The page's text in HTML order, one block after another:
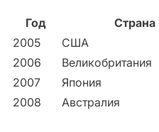
Год Страна
2005
США
2006
Великобритания
2007
Япония
2008
Австралия